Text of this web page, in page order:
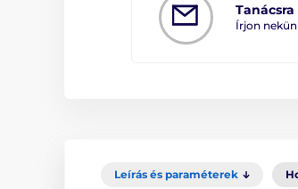
Írjon
Leírás és paraméterek